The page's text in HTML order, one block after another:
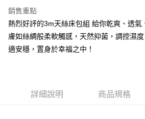
全盈+PAY
大哥付你分期
相關說明
【大哥付你分期使用說明】
3.實際核准額度、可分期數及費用金額請依後續
AFTEE先享後付是「在收到商品之後才付款」的
便利好安心！
銷售重點
熱烈好評的3m天絲床包組 給你乾爽、透氣
膚如絲綢般柔軟觸感，天然抑菌，調控濕
適安穩，置身於幸福之中！
詳細說明 商品規格